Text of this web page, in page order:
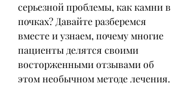
серьезной проблемы, как камни в
почках? Давайте разберемся
вместе и узнаем, почему многие
пациенты делятся своими
восторженными отзывами об
этом необычном методе лечения.